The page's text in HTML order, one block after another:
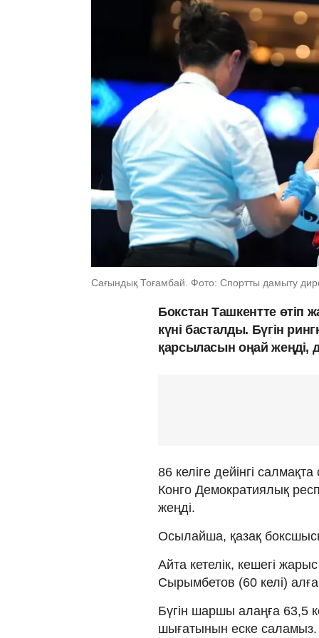
Сағындық Тоғамбай. Фото: Спортты дамыту
Бокстан Ташкентте өтіп
күні басталды. Бүгін
қарсыласын оңай жеңді,
86 келіге дейінгі
Конго Демократиялық
жеңді.
Осылайша, қазақ
Айта кетелік, кешегі
Сырымбетов (60 келі)
Бүгін шаршы алаңға 63,5
шығатынын еске саламыз.